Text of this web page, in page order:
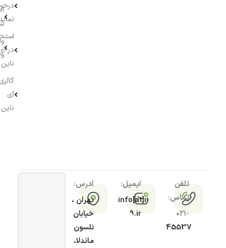
در
ناین
آی
ناین
تلفن
تماس:
021-
45537
ایمیل:
info[at]i-
9.ir
آدرس:
تهران ،
خیابان
نلسون
ماندلا،